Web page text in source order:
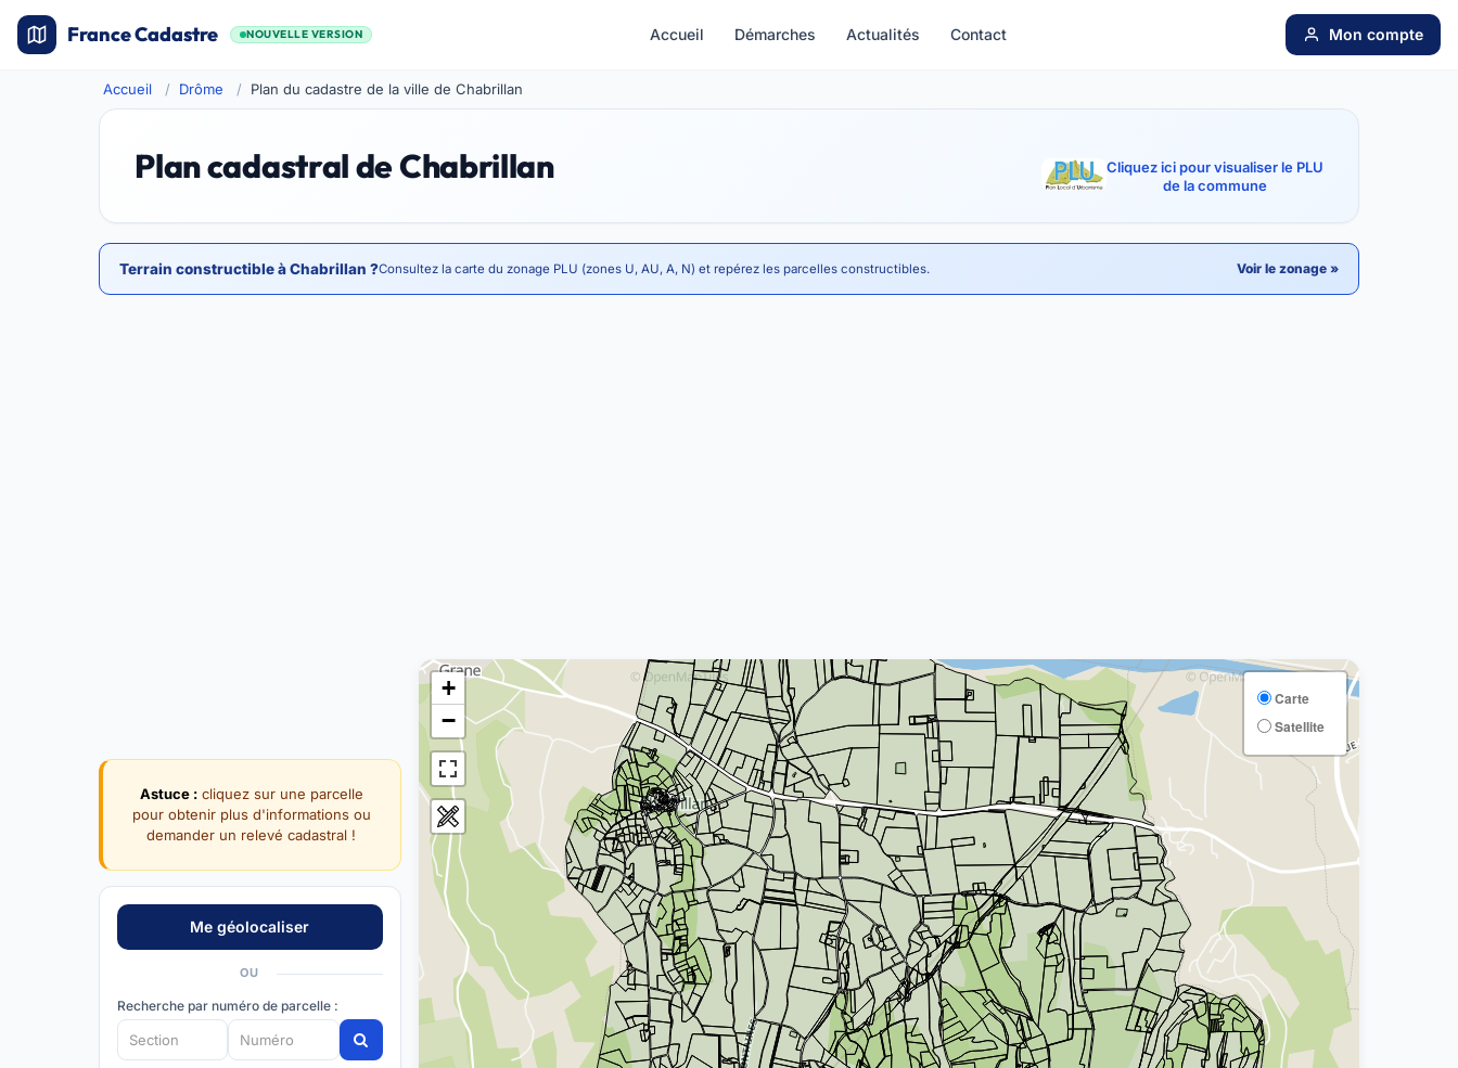
France Cadastre NOUVELLE VERSION Accueil Démarches Actualités Contact Mon compte
Accueil Drôme Plan du cadastre de la ville de Chabrillan
Plan cadastral de Chabrillan
Cliquez ici pour visualiser le PLU
de la commune
Terrain constructible à Chabrillan ?Consultez la carte du zonage PLU (zones U, AU, A, N) et repérez les parcelles constructibles. Voir le zonage »
Astuce :cliquez sur une parcelle
pour obtenir plus d'informations ou
demander un relevé cadastral !
OU
Recherche par numéro de parcelle :
+
−
Carte
Satellite